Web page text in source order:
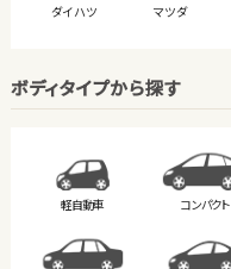
ダイハツ マツダ
ボディタイプから探す
軽自動車 コンパクト